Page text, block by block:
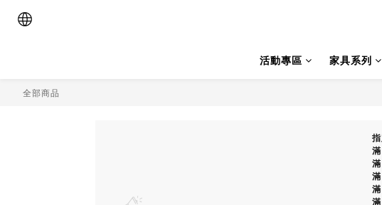
活動專區 家具系列
全部商品